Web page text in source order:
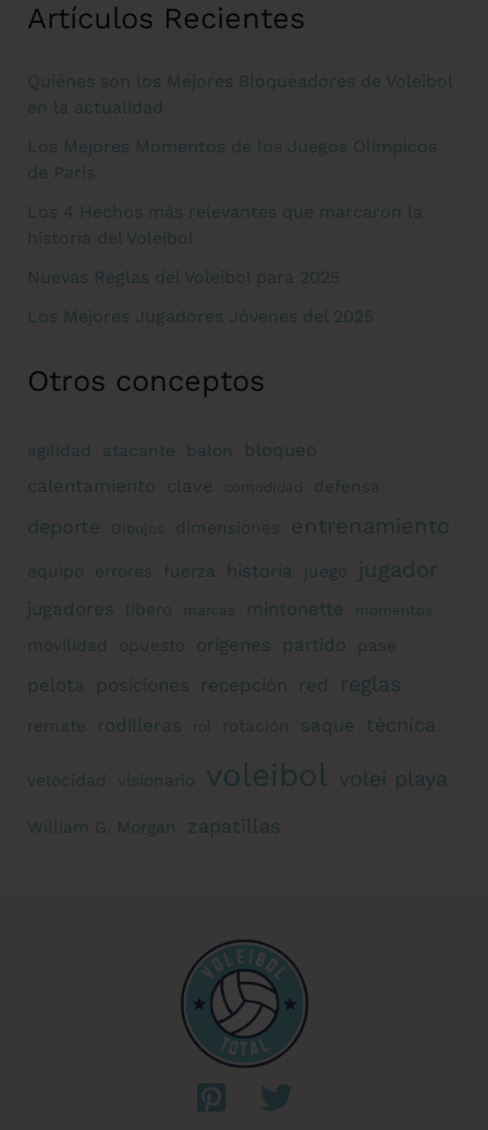
Artículos Recientes
Quiénes son los Mejores Bloqueadores de Voleibol
en la actualidad
Los Mejores Momentos de los Juegos Olímpicos
de París
Los 4 Hechos más relevantes que marcaron la
historia del Voleibol
Nuevas Reglas del Voleibol para 2025
Los Mejores Jugadores Jóvenes del 2025
Otros conceptos
agilidad atacante balon
bloqueo
calentamiento clave comodidad defensa
deporte Dibujos dimensiones entrenamiento
equipo errores fuerza historia juego jugador
jugadores libero marcas mintonette momentos
movilidad opuesto orígenes partido pase
pelota posiciones recepción red reglas
remate rodilleras rol rotación saque técnica
velocidad visionario voleibol volei playa
William G. Morgan zapatillas